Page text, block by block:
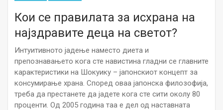
Кои се правилата за исхрана на
најздравите деца на светот?
Интуитивното јадење наместо диета и
препознавањето кога сте навистина гладни се главните
карактеристики на Шокуику – јапонскиот концепт за
консумирање храна. Според оваа јапонска филозофија,
треба да престанете да јадете кога сте сити околу 80
проценти. Од 2005 година таа е дел од наставната